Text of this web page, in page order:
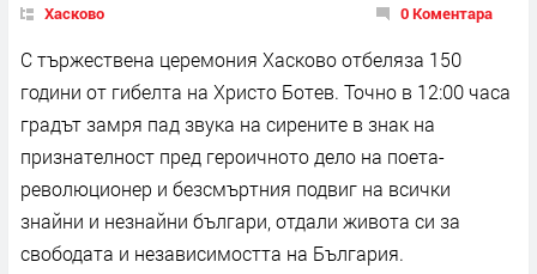
Хасково 0 Коментара
С тържествена церемония Хасково отбеляза 150
години от гибелта на Христо Ботев. Точно в 12:00 часа
градът замря пад звука на сирените в знак на
признателност пред героичното дело на поета-
революционер и безсмъртния подвиг на всички
знайни и незнайни българи, отдали живота си за
свободата и независимостта на България.